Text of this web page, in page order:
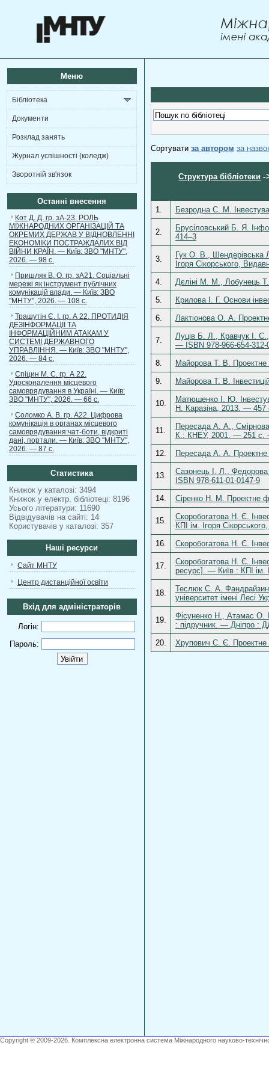
Меню
Бібліотека
Документи
Розклад занять
Журнал успішності (коледж)
Зворотній зв'язок
Останні внесення
Кот Д. Д. гр. зА-23. РОЛЬ
МІЖНАРОДНИХ ОРГАНІЗАЦІЙ ТА
ОКРЕМИХ ДЕРЖАВ У ВІДНОВЛЕННІ
ЕКОНОМІКИ ПОСТРАЖДАЛИХ ВІД
ВІЙНИ КРАЇН. — Київ: ЗВО "МНТУ",
2026. — 98 с.
Пришляк В. О. гр. зА21. Соціальні
мережі як інструмент публічних
комунікацій влади. — Київ: ЗВО
"МНТУ", 2026. — 108 с.
Трашутін Є. І. гр. А 22. ПРОТИДІЯ
ДЕЗІНФОРМАЦІЇ ТА
ІНФОРМАЦІЙНИМ АТАКАМ У
СИСТЕМІ ДЕРЖАВНОГО
УПРАВЛІННЯ. — Київ: ЗВО "МНТУ",
2026. — 84 с.
Спіцин М. С. гр. А 22.
Удосконалення місцевого
самоврядування в Україні. — Київ:
ЗВО "МНТУ", 2026. — 66 с.
Соломко А. В. гр. А22. Цифрова
комунікація в органах місцевого
самоврядування:чат-боти, відкриті
дані, портали. — Київ: ЗВО "МНТУ",
2026. — 87 с.
Статистика
Книжок у каталозі: 3494
Книжок у електр. бібліотеці: 8196
Усього літератури: 11690
Відвідувачів на сайті: 14
Користувачів у каталозі: 357
Наші ресурси
Сайт МНТУ
Центр дистанційної освіти
Вхід для адміністраторів
Логін:
Пароль:
Сортувати за автором за
Структура бібліотеки -
1. Безродна С. М.
2.
Брусіловський Б. Я.
414–3
3.
Гук О. В., Шендерівська
Ігоря Сікорського,
4.
Дєліні М. М., Лобунець
5.
Крилова І. Г. Основи
6.
Лактіонова О. А.
7.
Луців Б. Л., Кравчук І.
— ISBN 978-966-654-312-
8.
Майорова Т. В.
9.
Майорова Т. В.
10.
Матюшенко І. Ю.
Н. Каразіна, 2013. —
11.
Пересада А. А.,
К.: КНЕУ, 2001. — 251 c.
12.
Пересада А. А.
13.
Сазонець І. Л.,
ISBN 978-611-01-0147-9
14.
Сіренко Н. М. Проектне
15.
Скоробогатова Н. Є.
КПІ ім. Ігоря
16.
Скоробогатова Н. Є.
17.
Скоробогатова Н. Є.
ресурс]. — Київ : КПІ ім.
18.
Теслюк С. А.
університет імені Лесі
19.
Фісуненко Н., Атамас О.
: підручник. — Дніпро :
20.
Хрупович С. Є.
Copyright ® 2009-2026. Комплексна електронна система Міжнародного науково-